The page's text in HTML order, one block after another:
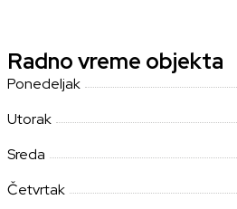
Radno vreme objekta
Ponedeljak
Utorak
Sreda
Četvrtak